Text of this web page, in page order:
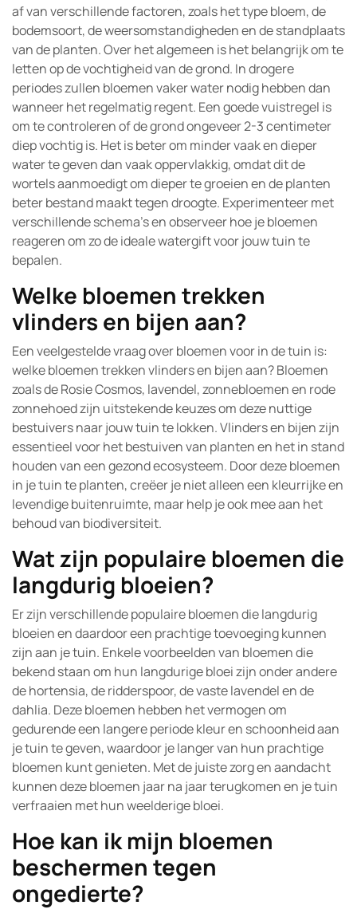
af van verschillende factoren, zoals het type bloem, de
bodemsoort, de weersomstandigheden en de standplaats
van de planten. Over het algemeen is het belangrijk om te
letten op de vochtigheid van de grond. In drogere
periodes zullen bloemen vaker water nodig hebben dan
wanneer het regelmatig regent. Een goede vuistregel is
om te controleren of de grond ongeveer 2-3 centimeter
diep vochtig is. Het is beter om minder vaak en dieper
water te geven dan vaak oppervlakkig, omdat dit de
wortels aanmoedigt om dieper te groeien en de planten
beter bestand maakt tegen droogte. Experimenteer met
verschillende schema’s en observeer hoe je bloemen
reageren om zo de ideale watergift voor jouw tuin te
bepalen.
Welke bloemen trekken
vlinders en bijen aan?
Een veelgestelde vraag over bloemen voor in de tuin is:
welke bloemen trekken vlinders en bijen aan? Bloemen
zoals de Rosie Cosmos, lavendel, zonnebloemen en rode
zonnehoed zijn uitstekende keuzes om deze nuttige
bestuivers naar jouw tuin te lokken. Vlinders en bijen zijn
essentieel voor het bestuiven van planten en het in stand
houden van een gezond ecosysteem. Door deze bloemen
in je tuin te planten, creëer je niet alleen een kleurrijke en
levendige buitenruimte, maar help je ook mee aan het
behoud van biodiversiteit.
Wat zijn populaire bloemen die
langdurig bloeien?
Er zijn verschillende populaire bloemen die langdurig
bloeien en daardoor een prachtige toevoeging kunnen
zijn aan je tuin. Enkele voorbeelden van bloemen die
bekend staan om hun langdurige bloei zijn onder andere
de hortensia, de ridderspoor, de vaste lavendel en de
dahlia. Deze bloemen hebben het vermogen om
gedurende een langere periode kleur en schoonheid aan
je tuin te geven, waardoor je langer van hun prachtige
bloemen kunt genieten. Met de juiste zorg en aandacht
kunnen deze bloemen jaar na jaar terugkomen en je tuin
verfraaien met hun weelderige bloei.
Hoe kan ik mijn bloemen
beschermen tegen
ongedierte?